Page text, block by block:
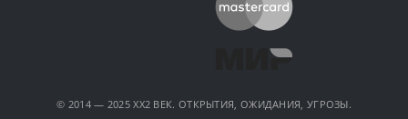
© 2014 — 2025 XX2 ВЕК. ОТКРЫТИЯ, ОЖИДАНИЯ, УГРОЗЫ.